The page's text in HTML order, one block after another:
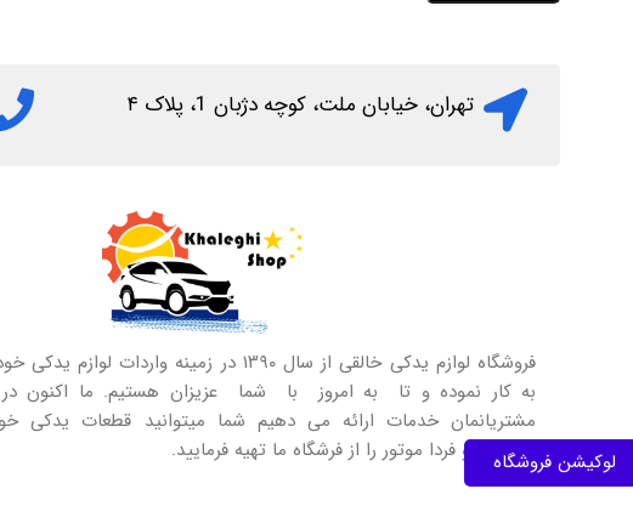
تهران، خیابان ملت، کوچه دژبان 1، پلاک ۴
لوکیشن فروشگاه
فروشگاه لوازم یدکی خالقی از سال ۱۳۹۰ در زمینه
به کار نموده و تا به امروز با شما عزیزان هستیم. ما اکنون در
مشتریانمان خدمات ارائه می دهیم شما میتوانید قطعات یدکی
دیگنیتی و فردا موتور را از فرشگاه ما تهیه فرمایید.